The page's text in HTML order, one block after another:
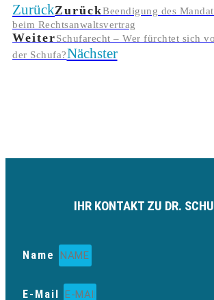
ZurückZurückBeendigung des
beim Rechtsanwaltsvertrag
WeiterSchufarecht – Wer fürchtet sich
der Schufa?Nächster
IHR KONTAKT ZU DR.
Name
E-Mail